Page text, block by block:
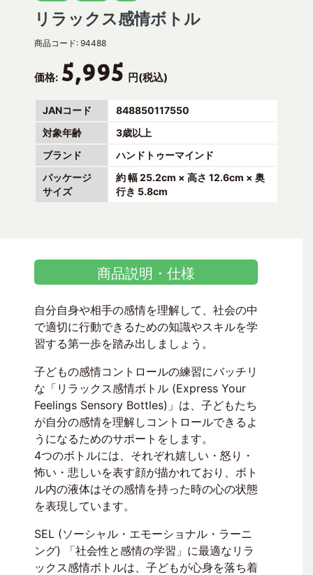
リラックス感情ボトル
商品コード: 94488
価格: 5,995 円(税込)
JANコード
848850117550
対象年齢
3歳以上
ブランド
ハンドトゥーマインド
パッケージ
サイズ
約 幅 25.2cm × 高さ 12.6cm × 奥
行き 5.8cm
商品説明・仕様
自分自身や相手の感情を理解して、社会の中
で適切に行動できるための知識やスキルを学
習する第一歩を踏み出しましょう。
子どもの感情コントロールの練習にバッチリ
な「リラックス感情ボトル (Express Your
Feelings Sensory Bottles)」は、子どもたち
が自分の感情を理解しコントロールできるよ
うになるためのサポートをします。
4つのボトルには、それぞれ嬉しい・怒り・
怖い・悲しいを表す顔が描かれており、ボト
ル内の液体はその感情を持った時の心の状態
を表現しています。
SEL (ソーシャル・エモーショナル・ラーニ
ング) 「社会性と感情の学習」に最適なリラ
ックス感情ボトルは、子どもが心身を落ち着